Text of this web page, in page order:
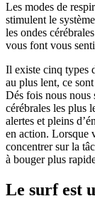
Les modes de
stimulent le
les ondes
vous font vous
Il existe cinq types
au plus lent, ce
Dés fois nous nous
cérébrales les plus
alertes et pleins
en action. Lorsque
concentrer sur la
à bouger plus
Le surf est